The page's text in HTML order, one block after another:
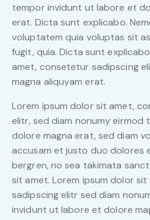
tempor invidunt ut labore et
erat. Dicta sunt explicabo.
voluptatem quia voluptas sit
fugit, quia. Dicta sunt
amet, consetetur sadipscing
magna aliquyam erat.
Lorem ipsum dolor sit amet,
elitr, sed diam nonumy eirmod
dolore magna erat, sed diam
accusam et justo duo dolores
bergren, no sea takimata
sit amet. Lorem ipsum dolor
sadipscing elitr sed diam
invidunt ut labore et dolore